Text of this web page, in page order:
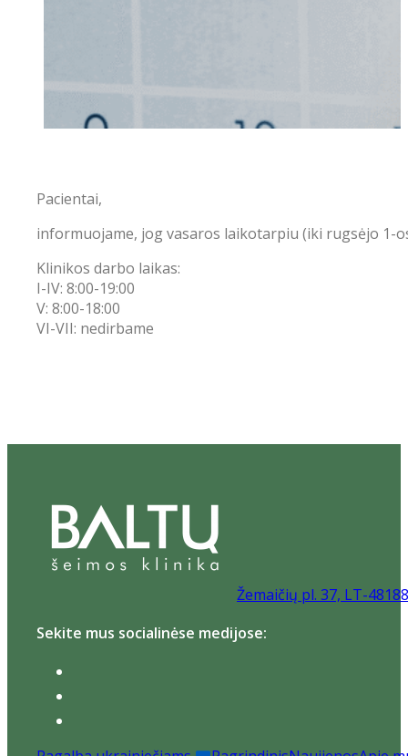
Pacientai,
informuojame, jog vasaros laikotarpiu (iki rugsėjo 1-
Klinikos darbo laikas:
I-IV: 8:00-19:00
V: 8:00-18:00
VI-VII: nedirbame
Žemaičių pl. 37, LT-
Sekite mus socialinėse medijose: